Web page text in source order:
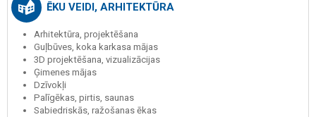
ĒKU VEIDI, ARHITEKTŪRA
Arhitektūra, projektēšana
Guļbūves, koka karkasa mājas
3D projektēšana, vizualizācijas
Ģimenes mājas
Dzīvokļi
Palīgēkas, pirtis, saunas
Sabiedriskās, ražošanas ēkas